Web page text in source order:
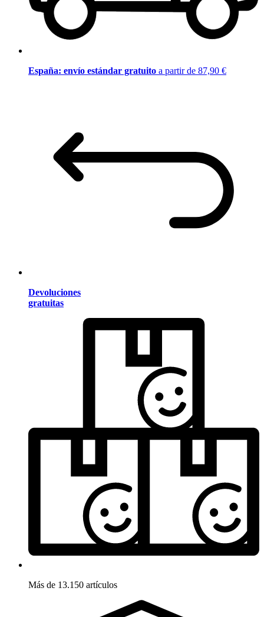
España: envío estándar gratuito a partir de 87,90 €
Devoluciones
gratuitas
Más de 13.150 artículos